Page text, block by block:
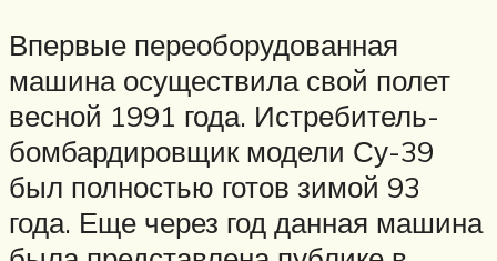
Впервые переоборудованная
машина осуществила свой полет
весной 1991 года. Истребитель-
бомбардировщик модели Су-39
был полностью готов зимой 93
года. Еще через год данная машина